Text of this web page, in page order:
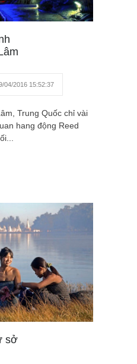
04/2016 15:52:37
Trung Quốc chỉ vài
hang động Reed
sở